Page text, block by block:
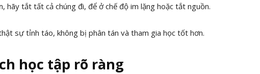
hãy tắt tất cả chúng đi, để ở chế độ im lặng hoặc tắt nguồn.
sự tỉnh táo, không bị phân tán và tham gia học tốt hơn.
học tập rõ ràng